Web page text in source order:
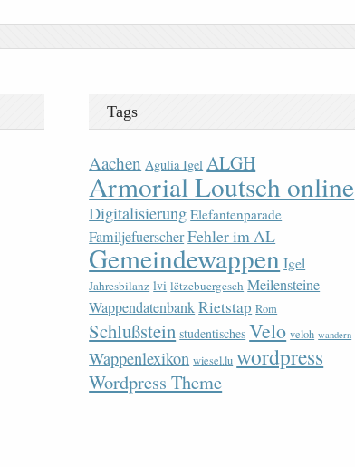
Tags
Aachen Agulia Igel ALGH
Armorial Loutsch online
Digitalisierung Elefantenparade
FamiljefuerscherFehler im AL
Gemeindewappen Igel
Jahresbilanz lvi lëtzebuergesch Meilensteine
WappendatenbankRietstap Rom
Schlußstein studentisches Velo veloh wandern
Wappenlexikon wiesel.lu wordpress
Wordpress Theme